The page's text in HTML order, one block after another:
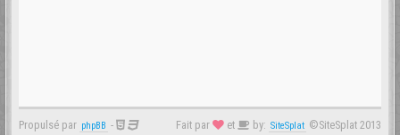
Propulsé par phpBB - Fait par et by: SiteSplat ©SiteSplat 2013